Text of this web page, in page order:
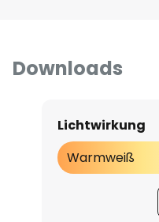
Downloads
Lichtwirkung
Warmweiß